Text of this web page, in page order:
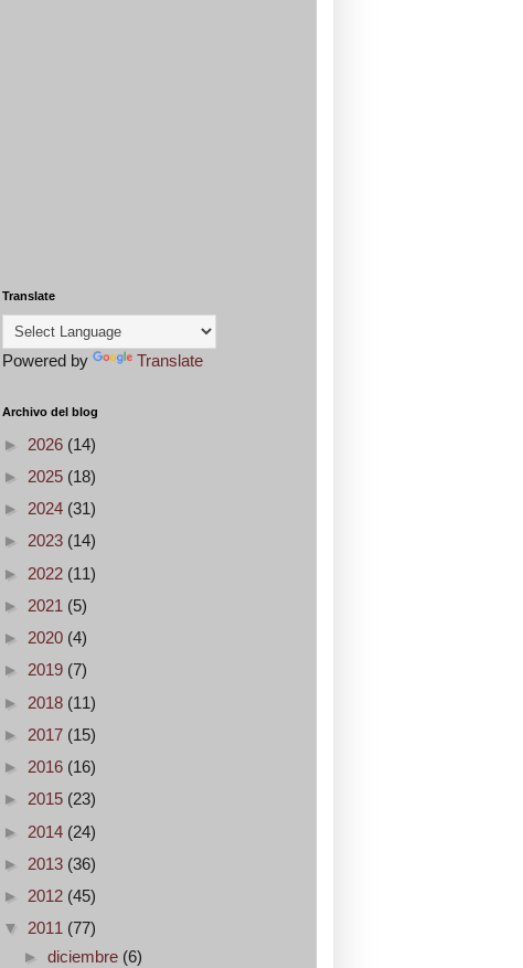
Translate
Powered by Translate
Archivo del blog
► 2026 (14)
► 2025 (18)
► 2024 (31)
► 2023 (14)
► 2022 (11)
► 2021 (5)
► 2020 (4)
► 2019 (7)
► 2018 (11)
► 2017 (15)
► 2016 (16)
► 2015 (23)
► 2014 (24)
► 2013 (36)
► 2012 (45)
▼ 2011 (77)
► diciembre (6)